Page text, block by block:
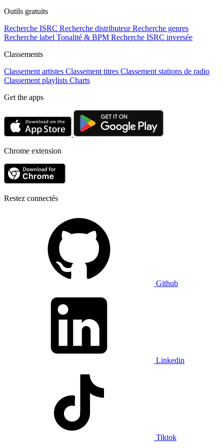
Outils gratuits
Recherche ISRC Recherche distributeur Recherche genres
Recherche label Tonalité & BPM Recherche ISRC inversée
Classements
Classement artistes Classement titres Classement stations de radio
Classement playlists Charts
Get the apps
Chrome extension
Restez connectés
Github
Linkedin
Tiktok